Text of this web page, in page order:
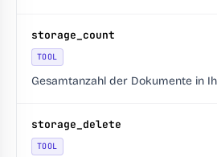
storage_count
TOOL
Gesamtanzahl der Dokumente in
storage_delete
TOOL